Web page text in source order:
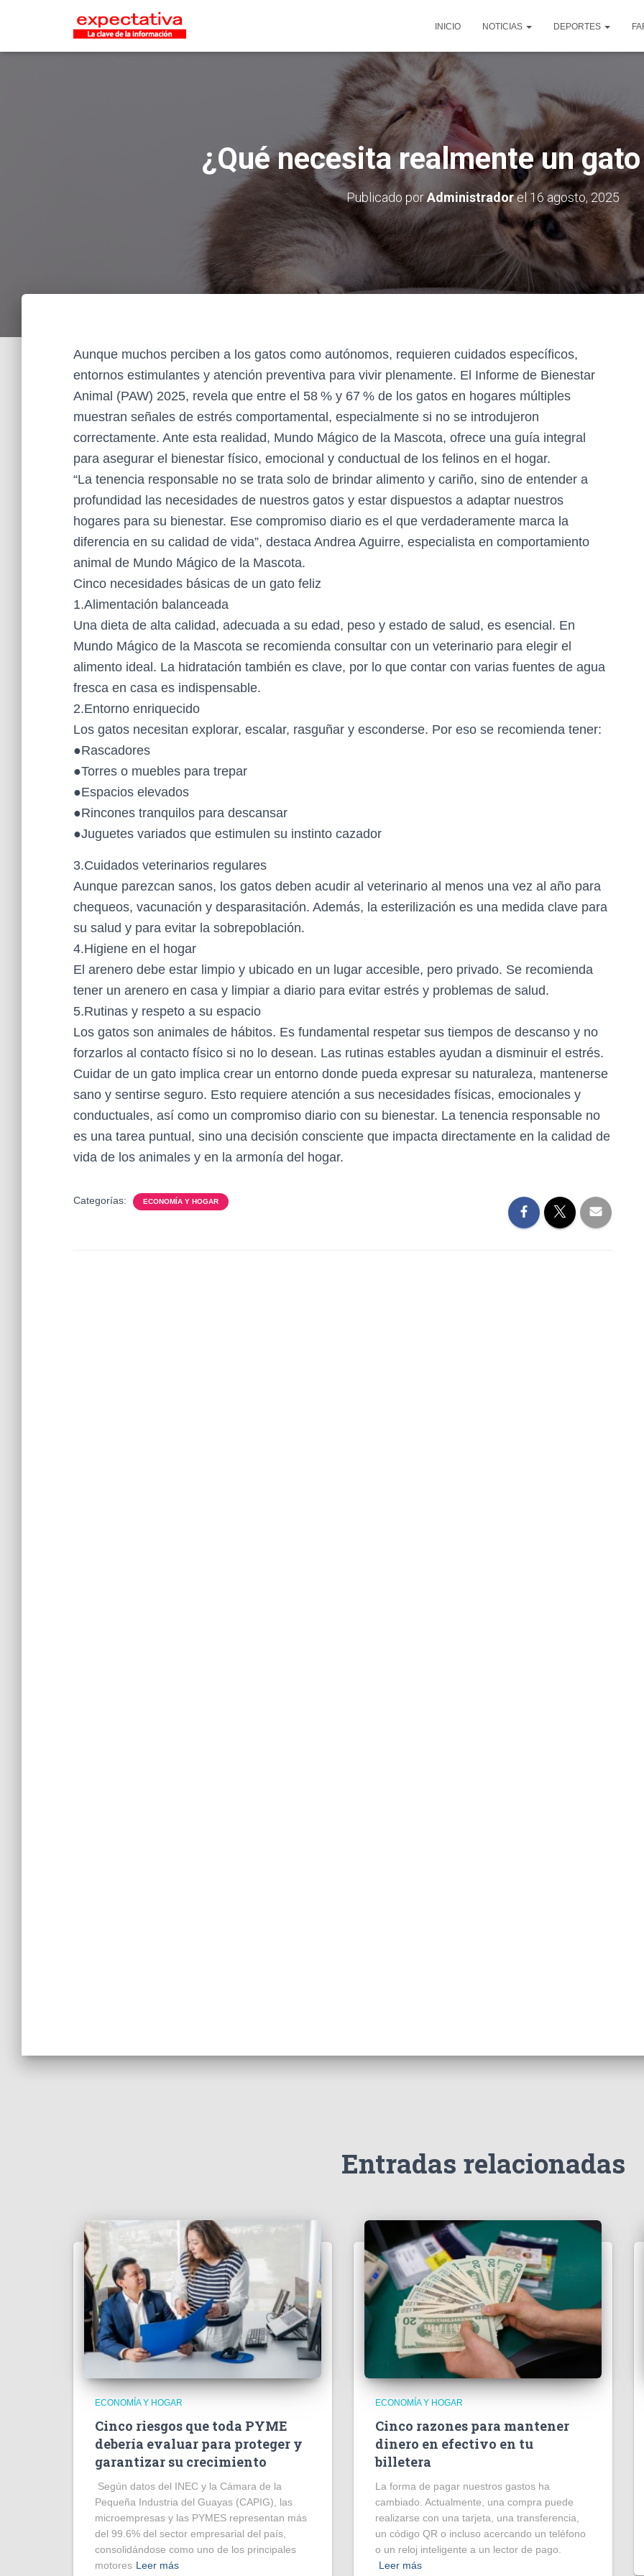
INICIO NOTICIAS DEPORTES
¿Qué necesita realmente un
Publicado porAdministradorel16 agosto, 2025
Aunque muchos perciben a los gatos como autónomos, requieren cuidados específicos,
entornos estimulantes y atención preventiva para vivir plenamente. El Informe de Bienestar
Animal (PAW) 2025, revela que entre el 58 % y 67 % de los gatos en hogares múltiples
muestran señales de estrés comportamental, especialmente si no se introdujeron
correctamente. Ante esta realidad, Mundo Mágico de la Mascota, ofrece una guía integral
para asegurar el bienestar físico, emocional y conductual de los felinos en el hogar.
“La tenencia responsable no se trata solo de brindar alimento y cariño, sino de entender a
profundidad las necesidades de nuestros gatos y estar dispuestos a adaptar nuestros
hogares para su bienestar. Ese compromiso diario es el que verdaderamente marca la
diferencia en su calidad de vida”, destaca Andrea Aguirre, especialista en comportamiento
animal de Mundo Mágico de la Mascota.
Cinco necesidades básicas de un gato feliz
1.Alimentación balanceada
Una dieta de alta calidad, adecuada a su edad, peso y estado de salud, es esencial. En
Mundo Mágico de la Mascota se recomienda consultar con un veterinario para elegir el
alimento ideal. La hidratación también es clave, por lo que contar con varias fuentes de agua
fresca en casa es indispensable.
2.Entorno enriquecido
Los gatos necesitan explorar, escalar, rasguñar y esconderse. Por eso se recomienda tener:
●Rascadores
●Torres o muebles para trepar
●Espacios elevados
●Rincones tranquilos para descansar
●Juguetes variados que estimulen su instinto cazador
3.Cuidados veterinarios regulares
Aunque parezcan sanos, los gatos deben acudir al veterinario al menos una vez al año para
chequeos, vacunación y desparasitación. Además, la esterilización es una medida clave para
su salud y para evitar la sobrepoblación.
4.Higiene en el hogar
El arenero debe estar limpio y ubicado en un lugar accesible, pero privado. Se recomienda
tener un arenero en casa y limpiar a diario para evitar estrés y problemas de salud.
5.Rutinas y respeto a su espacio
Los gatos son animales de hábitos. Es fundamental respetar sus tiempos de descanso y no
forzarlos al contacto físico si no lo desean. Las rutinas estables ayudan a disminuir el estrés.
Cuidar de un gato implica crear un entorno donde pueda expresar su naturaleza, mantenerse
sano y sentirse seguro. Esto requiere atención a sus necesidades físicas, emocionales y
conductuales, así como un compromiso diario con su bienestar. La tenencia responsable no
es una tarea puntual, sino una decisión consciente que impacta directamente en la calidad de
vida de los animales y en la armonía del hogar.
Categorías: ECONOMÍA Y HOGAR
Entradas relacionadas
ECONOMÍA Y HOGAR
Cinco riesgos que toda PYME
debería evaluar para proteger y
garantizar su crecimiento
Según datos del INEC y la Cámara de la
Pequeña Industria del Guayas (CAPIG), las
microempresas y las PYMES representan más
del 99.6% del sector empresarial del país,
consolidándose como uno de los principales
motores Leer más
ECONOMÍA Y HOGAR
Cinco razones para mantener
dinero en efectivo en tu
billetera
La forma de pagar nuestros gastos ha
cambiado. Actualmente, una compra puede
realizarse con una tarjeta, una transferencia,
un código QR o incluso acercando un teléfono
o un reloj inteligente a un lector de pago.
Leer más